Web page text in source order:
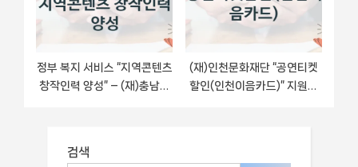
정부 복지 서비스 “지역콘텐츠
창작인력 양성” – (재)충남정
(재)인천문화재단 “공연티켓
할인(인천이음카드)” 지원사
검색